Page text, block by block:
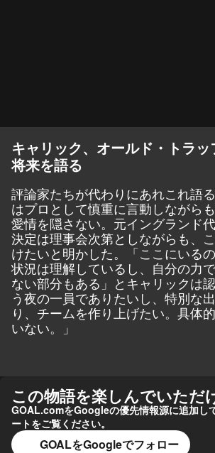
キャリック、オールド・トラ
将来を語る
評論家たちが代わりにあれこれ語
はプロとして慎重に言動しながら
愛情を隠さない。元イングランド
決定は理事会次第としながらも、
けたいと明かした。「ここにいるの
状況は理解しているし、自分の力
ない部分もある」とキャリックは
う夜の一員でありたいし、特別な
り、チームを作り上げたい。具体
いない。」
この物語を楽しんでいただ
GOAL.comをGoogleの優先情報源に追加し
ートをご覧ください。
GOALをGoogleでフォロー